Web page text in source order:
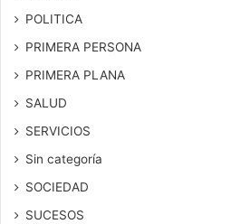
POLITICA
PRIMERA PERSONA
PRIMERA PLANA
SALUD
SERVICIOS
Sin categoría
SOCIEDAD
SUCESOS